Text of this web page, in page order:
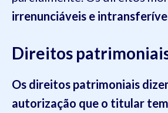
irrenunciáveis e
Direitos
Os direitos patrimoniais
autorização que o titular